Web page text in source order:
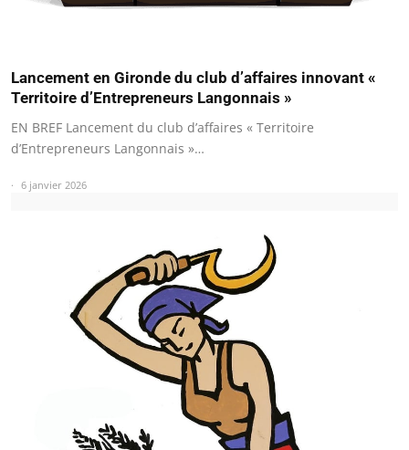
Lancement en Gironde du club d’affaires innovant «
Territoire d’Entrepreneurs Langonnais »
EN BREF Lancement du club d’affaires « Territoire
d’Entrepreneurs Langonnais »…
6 janvier 2026